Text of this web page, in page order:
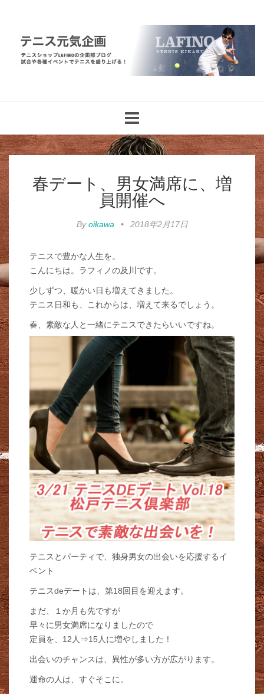
navigation
春デート、男女満席に、増
員開催へ
Byoikawa • 2018年2月17日
テニスで豊かな人生を。
こんにちは。ラフィノの及川です。
少しずつ、暖かい日も増えてきました。
テニス日和も、これからは、増えて来るでしょう。
春、素敵な人と一緒にテニスできたらいいですね。
テニスとパーティで、独身男女の出会いを応援するイ
ベント
テニスdeデートは、第18回目を迎えます。
まだ、１か月も先ですが
早々に男女満席になりましたので
定員を、12人⇒15人に増やしました！
出会いのチャンスは、異性が多い方が広がります。
運命の人は、すぐそこに。